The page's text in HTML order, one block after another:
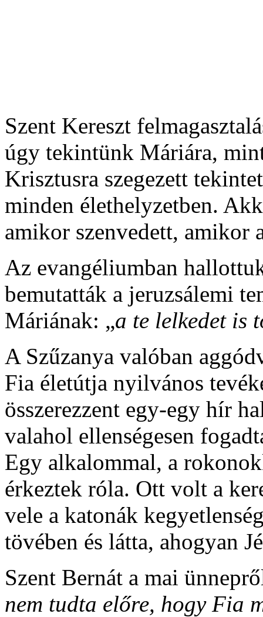
Szent Kereszt
úgy tekintünk Máriára,
Krisztusra szegezett
minden élethelyzetben.
amikor szenvedett, amikor
Az evangéliumban
bemutatták a jeruzsálemi
Máriának: „a te lelkedet is
A Szűzanya valóban
Fia életútja nyilvános
összerezzent egy-egy hír
valahol ellenségesen
Egy alkalommal, a
érkeztek róla. Ott volt a
vele a katonák
tövében és látta, ahogyan
Szent Bernát a mai
nem tudta előre, hogy Fia